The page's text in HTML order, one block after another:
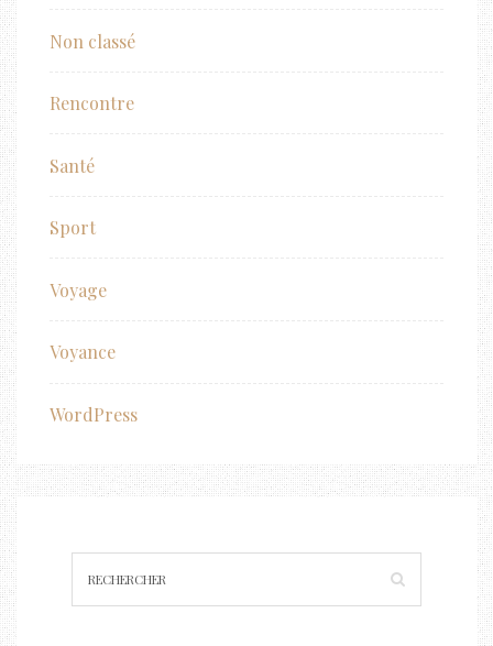
Non classé
Rencontre
Santé
Sport
Voyage
Voyance
WordPress